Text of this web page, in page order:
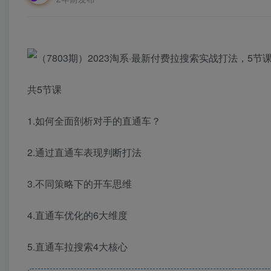
共5节课
1.如何全面剖析对手的直通车？
2.通过直通车表现判断打法
3.不同策略下的开车思维
4.直通车优化的6大维度
5.直通车拉搜索4大核心